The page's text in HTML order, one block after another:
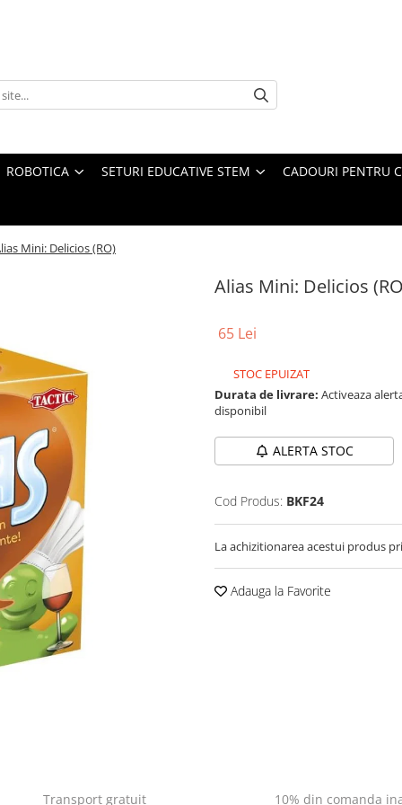
ROBOTICA SETURI EDUCATIVE STEM CADOURI PENTRU
Mini: Delicios (RO)
Alias Mini: Delicios
65 Lei
STOC EPUIZAT
Durata de livrare: Activeaza
disponibil
ALERTA STOC
Cod Produs: BKF24
La achizitionarea acestui produs
Adauga la Favorite
Transport gratuit
10% din comanda